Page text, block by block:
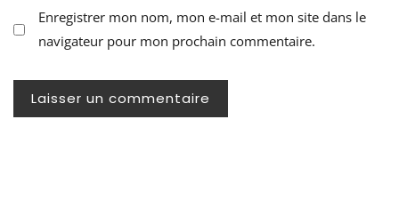
Enregistrer mon nom, mon e-mail et mon site dans le
navigateur pour mon prochain commentaire.